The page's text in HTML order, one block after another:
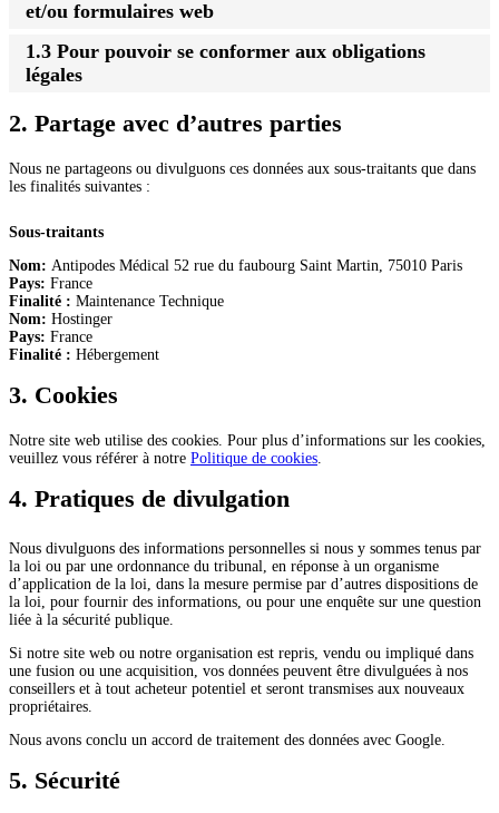
et/ou formulaires web
1.3 Pour pouvoir se conformer aux obligations
légales
2. Partage avec d’autres parties
Nous ne partageons ou divulguons ces données aux sous-traitants que dans
les finalités suivantes :
Sous-traitants
Nom: Antipodes Médical 52 rue du faubourg Saint Martin, 75010 Paris
Pays: France
Finalité : Maintenance Technique
Nom: Hostinger
Pays: France
Finalité : Hébergement
3. Cookies
Notre site web utilise des cookies. Pour plus d’informations sur les cookies,
veuillez vous référer à notre Politique de cookies
4. Pratiques de divulgation
Nous divulguons des informations personnelles si nous y sommes tenus par
la loi ou par une ordonnance du tribunal, en réponse à un organisme
d’application de la loi, dans la mesure permise par d’autres dispositions de
la loi, pour fournir des informations, ou pour une enquête sur une question
liée à la sécurité publique.
Si notre site web ou notre organisation est repris, vendu ou impliqué dans
une fusion ou une acquisition, vos données peuvent être divulguées à nos
conseillers et à tout acheteur potentiel et seront transmises aux nouveaux
propriétaires.
Nous avons conclu un accord de traitement des données avec Google.
5. Sécurité